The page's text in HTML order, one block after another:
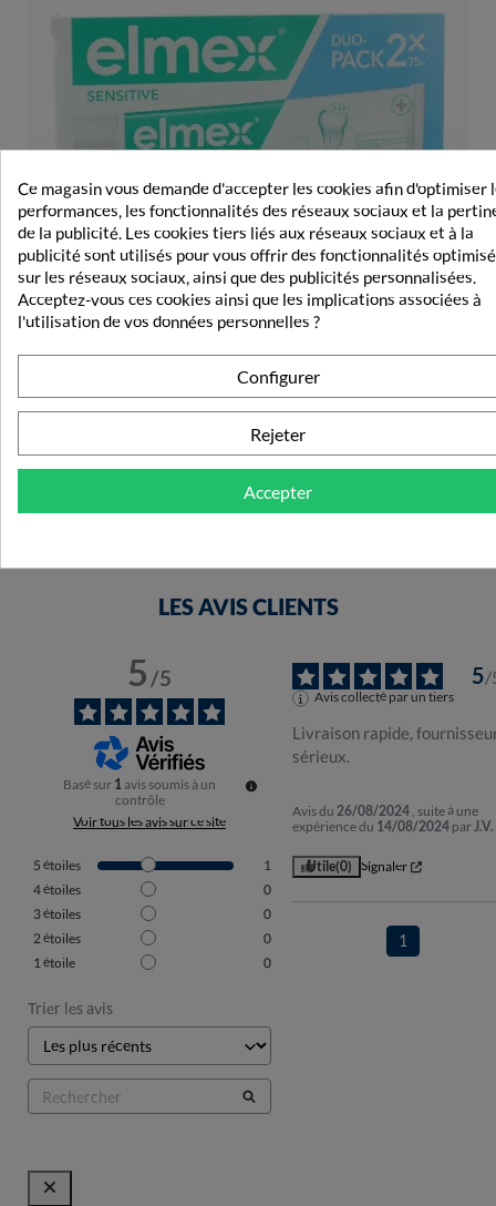
Elmex Dentifrice Sensitive 2X75 Ml
10,81 €
LES AVIS CLIENTS
5/5
Basé sur 1avis soumis à un
contrôle
Voir tous les avis sur ce site
5 étoiles
1
4étoiles
0
3étoiles
0
2étoiles
0
1étoile 0
Trier les avis
5/
Avis collecté par un tiers
Livraison rapide,
sérieux.
Avis du26/08/2024 , suite à une
expérience du 14/08/2024 parJ.V.
Utile(0) Signaler
1
Ce magasin vous demande d'accepter les cookies afin d'optimiser
performances, les fonctionnalités des réseaux sociaux et la
de la publicité. Les cookies tiers liés aux réseaux sociaux et à la
publicité sont utilisés pour vous offrir des fonctionnalités
sur les réseaux sociaux, ainsi que des publicités personnalisées.
Acceptez-vous ces cookies ainsi que les implications associées à
l'utilisation de vos données personnelles ?
Configurer
Rejeter
Accepter